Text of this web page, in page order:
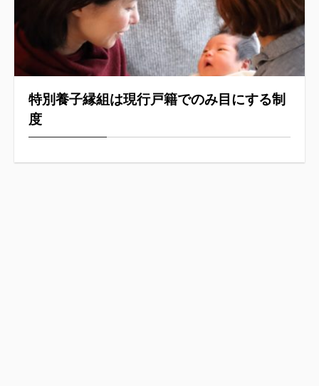
特別養子縁組は現行戸籍でのみ目にする制
度